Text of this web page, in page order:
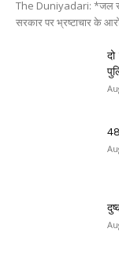
The Duniyadari: *जल
सरकार पर भ्रष्टाचार के